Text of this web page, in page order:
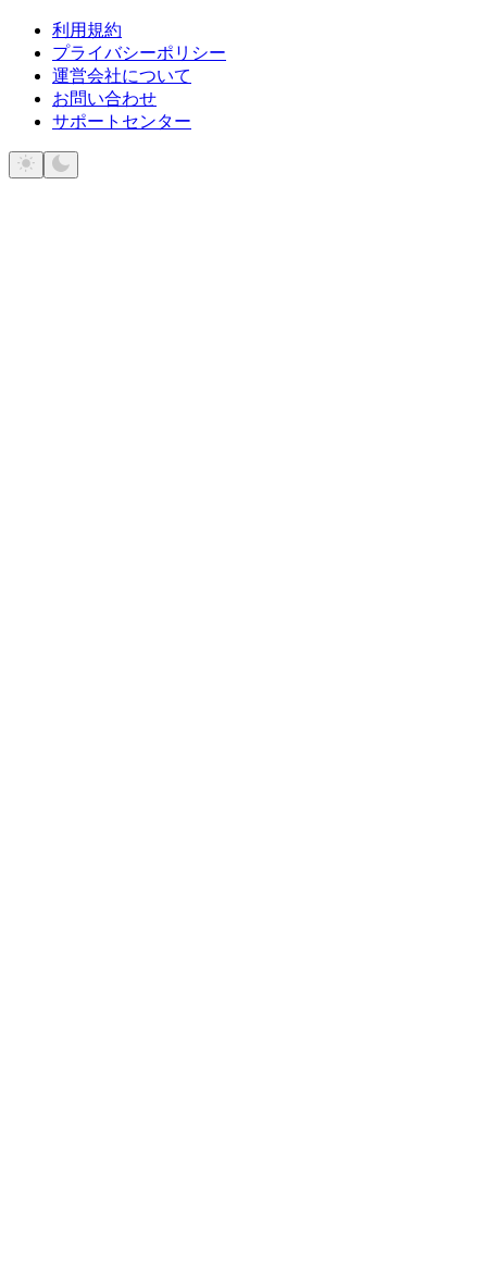
利用規約
プライバシーポリシー
運営会社について
お問い合わせ
サポートセンター